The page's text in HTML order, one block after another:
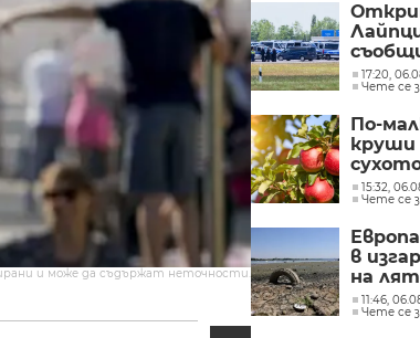
и може да съдържат неточности.
12:25, 06.09.2024
17:20,
Чете се
По-
круши
15:32,
Чете се
в
на
се11:46,
Чете се